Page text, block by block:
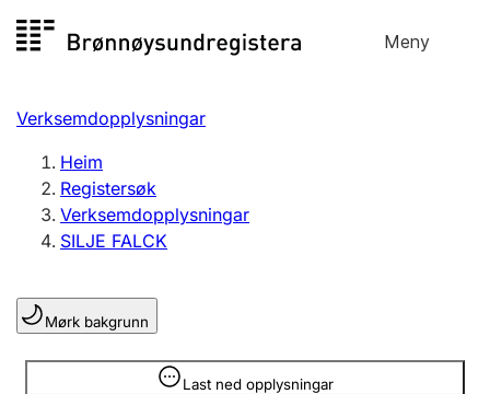
til
Meny
Registersøk
Aksjeselskap
Enkeltpersonføretak
Registrere, endre, slette
Lag og foreining
Registrere, endre, slette
Verksemdopplysningar
Heim
Registersøk
Verksemdopplysningar
SILJE FALCK
Mørk bakgrunn
Last ned opplysningar
Opplysninger er skjult